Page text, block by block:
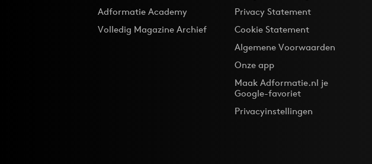
Adformatie Academy
Volledig Magazine Archief
Privacy Statement
Cookie Statement
Algemene Voorwaarden
Onze app
Maak Adformatie.nl je
Google-favoriet
Privacyinstellingen